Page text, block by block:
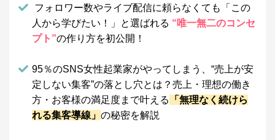
フォロワー数やライブ配信に頼らなくても
「この
人から学びたい！」と選ばれる “唯一無二のコンセ
プト”の作り方を初公開！
95％のSNS女性起業家がやってしまう、“売上が安
定しない集客”の落とし穴とは？売上・理想の働き
方・お客様の満足度まで叶える
「無理なく続けら
れる集客導線」の秘密を解説